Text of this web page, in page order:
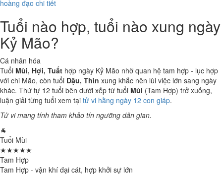
hoàng đạo chi tiết
Tuổi nào hợp, tuổi nào xung ngày
Kỷ Mão?
Cá nhân hóa
Tuổi Mùi, Hợi, Tuất hợp ngày Kỷ Mão nhờ quan hệ tam hợp - lục hợp
với chi Mão, còn tuổi Dậu, Thìn xung khắc nên lùi việc lớn sang ngày
khác. Thứ tự 12 tuổi bên dưới xếp từ tuổi Mùi (Tam Hợp) trở xuống,
luận giải từng tuổi xem tại tử vi hằng ngày 12 con giáp.
Tử vi mang tính tham khảo tín ngưỡng dân gian.
🐐
Tuổi Mùi
★★★★★
Tam Hợp
Tam Hợp - vận khí đại cát, hợp khởi sự lớn